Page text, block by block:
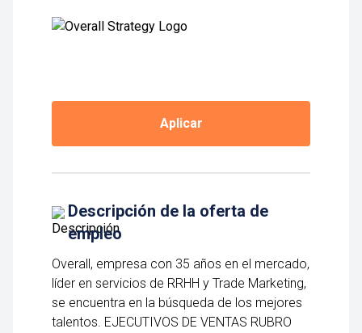
Aplicar
Descripción de la oferta de
empleo
Overall, empresa con 35 años en el mercado,
líder en servicios de RRHH y Trade Marketing,
se encuentra en la búsqueda de los mejores
talentos. EJECUTIVOS DE VENTAS RUBRO